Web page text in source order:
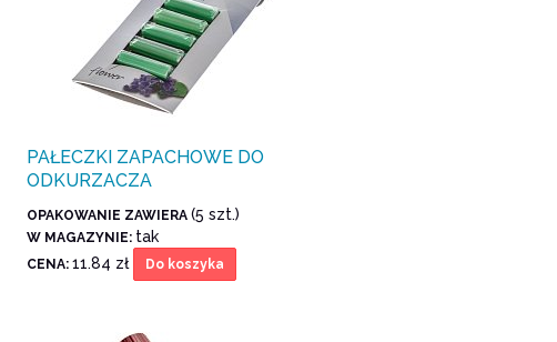
PAŁECZKI ZAPACHOWE DO
ODKURZACZA
OPAKOWANIE ZAWIERA(5 szt.)
W MAGAZYNIE: tak
CENA:11.84 zł Do koszyka